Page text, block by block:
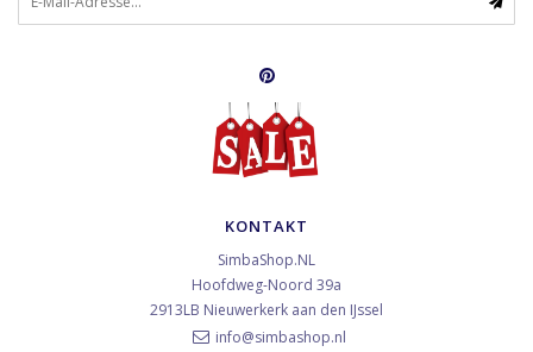
KONTAKT
SimbaShop.NL
Hoofdweg-Noord 39a
2913LB Nieuwerkerk aan den IJssel
info@simbashop.nl